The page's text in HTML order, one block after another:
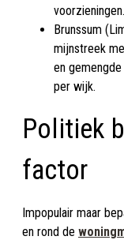
voorzieningen.
Brunssum
mijnstreek
en
per wijk.
Politiek
factor
Impopulair maar
en rond de